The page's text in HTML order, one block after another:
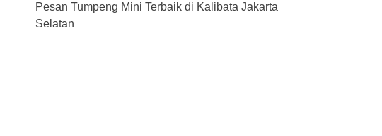
Pesan Tumpeng Mini Terbaik di Kalibata Jakarta
Selatan